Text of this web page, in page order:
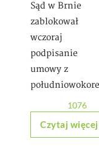
Sąd w Brnie
zablokował
wczoraj
podpisanie
umowy z
1076
Czytaj więcej